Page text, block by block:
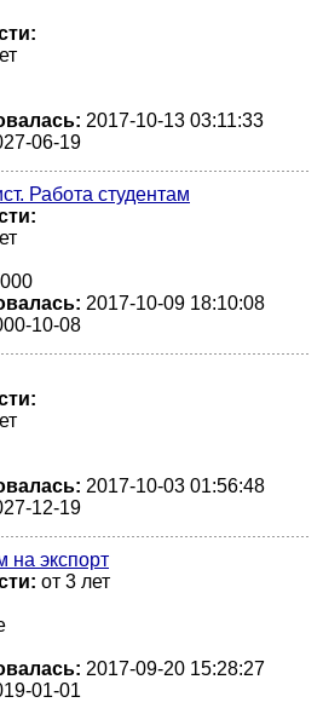
2017-10-13 03:11:33
06-19
Работа студентам
2017-10-09 18:10:08
10-08
2017-10-03 01:56:48
12-19
на экспорт
от 3 лет
2017-09-20 15:28:27
01-01